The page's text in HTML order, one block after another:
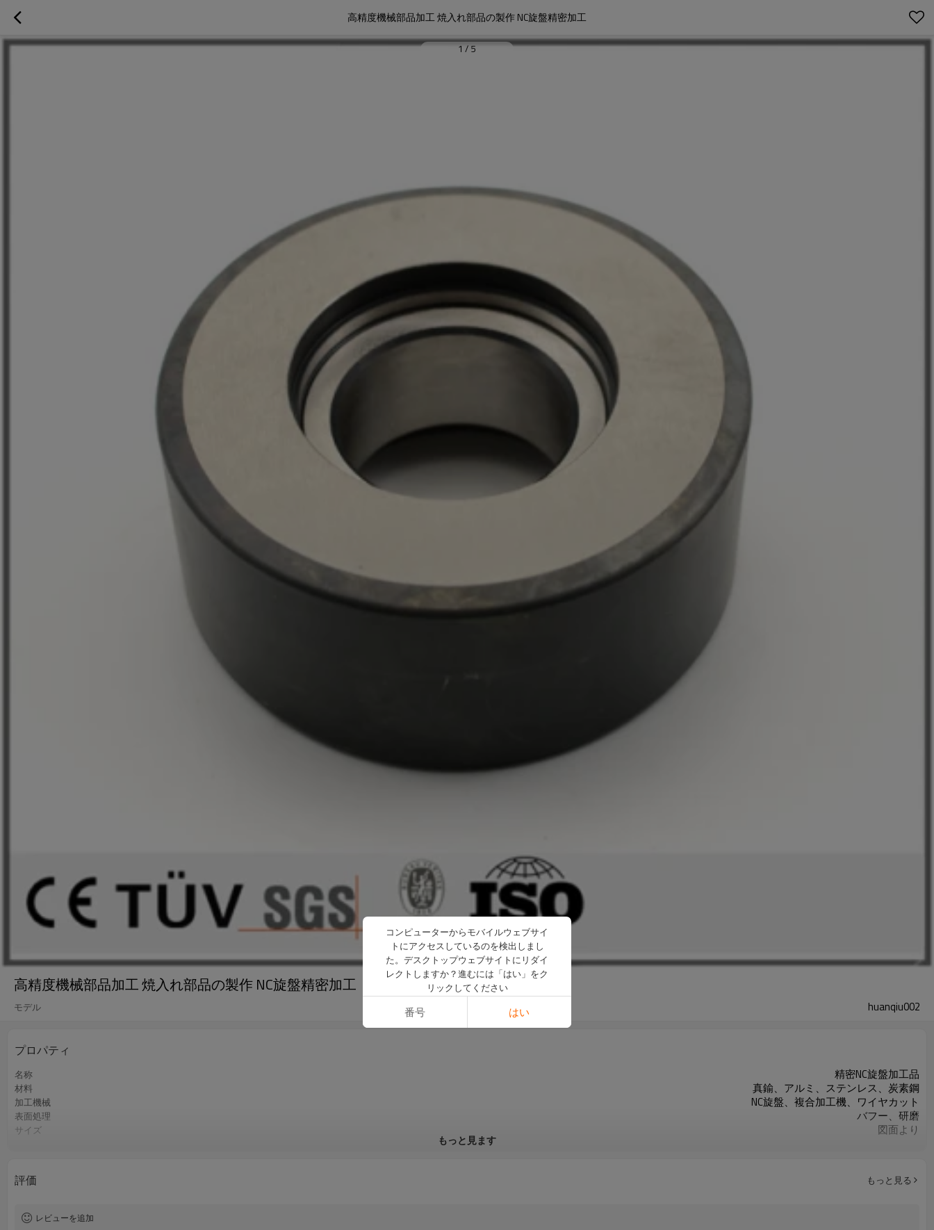
高精度機械部品加工 焼入れ部品の製作 NC旋盤精密加工
1 / 5
高精度機械部品加工 焼入れ部品の製作 NC旋盤精密加工
モデル huanqiu002
プロパティ
名称 精密NC旋盤加工品
材料 真鍮、アルミ、ステンレス、炭素鋼
加工機械 NC旋盤、複合加工機、ワイヤカット
表面処理 バフー、研磨
サイズ 図面より
QCコントロール
過程 旋盤切削/フライス切削/ドリル切削
もっと見ます
評価 もっと見る
レビューを追加
コンピューターからモバイルウェブサイ
トにアクセスしているのを検出しまし
た。デスクトップウェブサイトにリダイ
レクトしますか？進むには「はい」をク
リックしてください
番号 はい